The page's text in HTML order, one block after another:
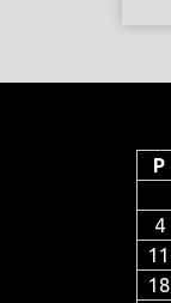
P
4
11
18